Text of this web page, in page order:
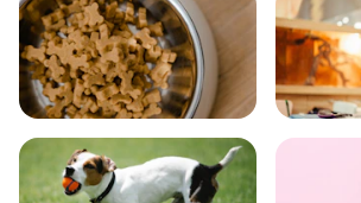
食事 お手入れ